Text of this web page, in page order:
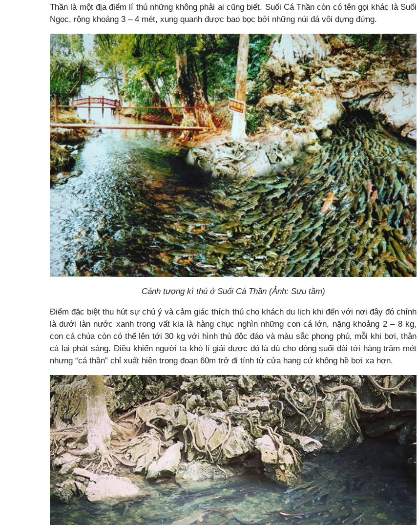
Thần là một địa điểm lí thú những không phải ai cũng biết. Suối Cá Thần còn có tên gọi khác là Suối
Ngọc, rộng khoảng 3 – 4 mét, xung quanh được bao bọc bởi những núi đá vôi dựng đứng.
Cảnh tượng kì thú ở Suối Cá Thần (Ảnh: Sưu tầm)
Điểm đặc biệt thu hút sự chú ý và cảm giác thích thú cho khách du lịch khi đến với nơi đây đó chính
là dưới làn nước xanh trong vất kia là hàng chục nghìn những con cá lớn, nặng khoảng 2 – 8 kg,
con cá chúa còn có thể lên tới 30 kg với hình thù độc đáo và màu sắc phong phú, mỗi khi bơi, thân
cá lại phát sáng. Điều khiến người ta khó lí giải được đó là dù cho dòng suối dài tới hàng trăm mét
nhưng “cá thần” chỉ xuất hiện trong đoạn 60m trở đi tính từ cửa hang cứ không hề bơi xa hơn.